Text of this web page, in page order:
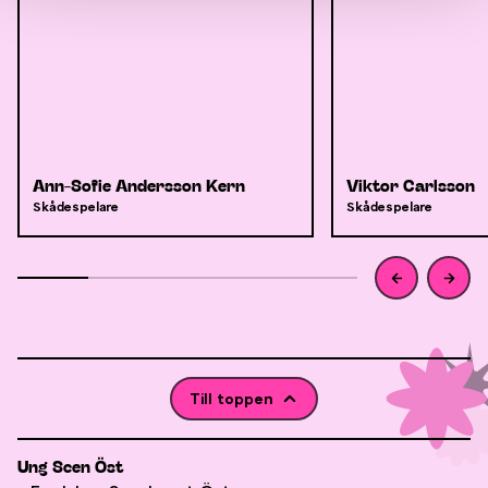
Ann-Sofie Andersson Kern
Skådespelare
Viktor Carlsson
Skådespelare
Till toppen
Ung Scen Öst